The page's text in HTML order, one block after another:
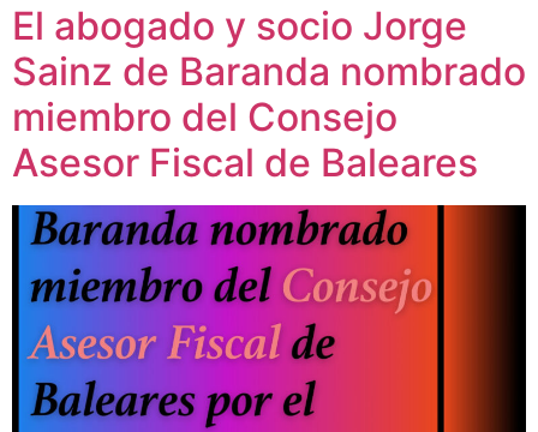
El abogado y socio Jorge
Sainz de Baranda nombrado
miembro del Consejo
Asesor Fiscal de Baleares